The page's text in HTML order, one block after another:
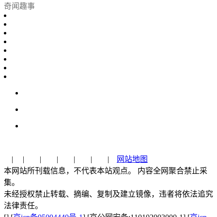
奇闻趣事
| | | | | | |
网站地图
本网站所刊载信息，不代表本站观点。 内容全网聚合禁止采
集。
未经授权禁止转载、摘编、复制及建立镜像，违者将依法追究
法律责任。